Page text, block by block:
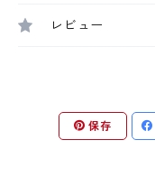
レビュー
保存